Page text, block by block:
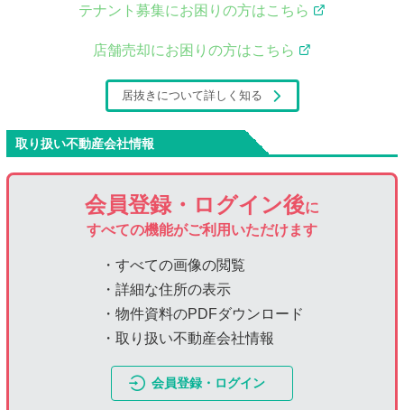
テナント募集にお困りの方はこちら
店舗売却にお困りの方はこちら
居抜きについて詳しく知る
取り扱い不動産会社情報
会員登録・ログイン後に
すべての機能がご利用いただけます
・すべての画像の閲覧
・詳細な住所の表示
・物件資料のPDFダウンロード
・取り扱い不動産会社情報
会員登録・ログイン